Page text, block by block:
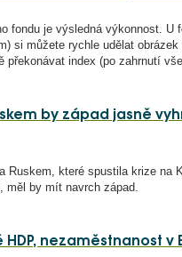
fondu je výsledná výkonnost. U
si můžete rychle udělat obrázek
překonávat index (po zahrnutí
by západ jasně
Ruskem, které spustila krize na
měl by mít navrch západ.
HDP, nezaměstnanost